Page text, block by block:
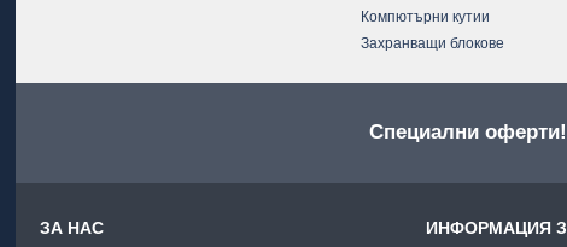
Компютърни кутии
Захранващи блокове
Специални оферти!
ЗА НАС ИНФОРМАЦИЯ